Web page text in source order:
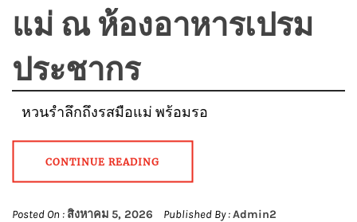
แม่ ณ ห้องอาหารเปรม
ประชากร
หวนรำลึกถึงรสมือแม่ พร้อมรอ
CONTINUE READING
Posted On : สิงหาคม 5, 2026 Published By :Admin2